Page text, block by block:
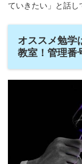
ていきたい」と話し
オススメ勉学
教室！管理番